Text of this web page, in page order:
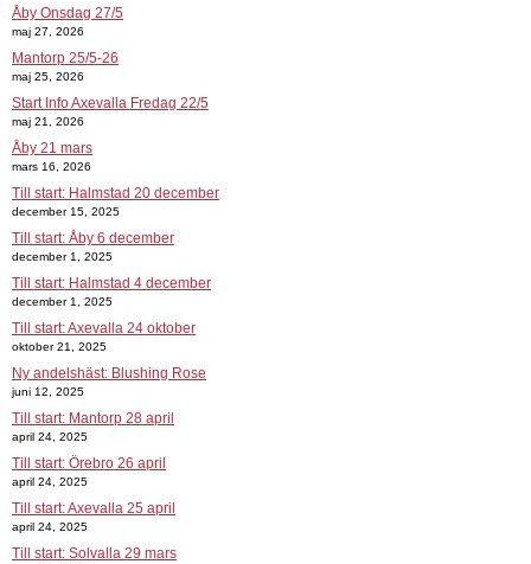
Åby Onsdag 27/5
maj 27, 2026
Mantorp 25/5-26
maj 25, 2026
Start Info Axevalla Fredag 22/5
maj 21, 2026
Åby 21 mars
mars 16, 2026
Till start: Halmstad 20 december
december 15, 2025
Till start: Åby 6 december
december 1, 2025
Till start: Halmstad 4 december
december 1, 2025
Till start: Axevalla 24 oktober
oktober 21, 2025
Ny andelshäst: Blushing Rose
juni 12, 2025
Till start: Mantorp 28 april
april 24, 2025
Till start: Örebro 26 april
april 24, 2025
Till start: Axevalla 25 april
april 24, 2025
Till start: Solvalla 29 mars